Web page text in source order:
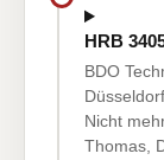
HRB
BDO
Nicht
Thomas,